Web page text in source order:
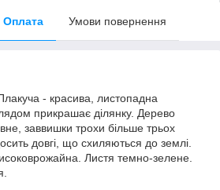
Оплата Умови повернення
- красива, листопадна
прикрашає ділянку. Дерево
заввишки трохи більше трьох
довгі, що схиляються до землі.
Листя темно-зелене.